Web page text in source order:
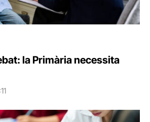
la Primària necessita